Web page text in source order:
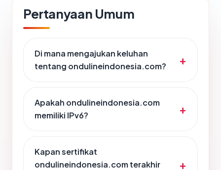
Pertanyaan Umum
Di mana mengajukan keluhan
tentang ondulineindonesia.com?
Apakah ondulineindonesia.com
memiliki IPv6?
Kapan sertifikat
ondulineindonesia.com terakhir